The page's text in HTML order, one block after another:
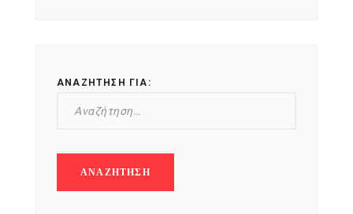
ΑΝΑΖΉΤΗΣΗ ΓΙΑ: